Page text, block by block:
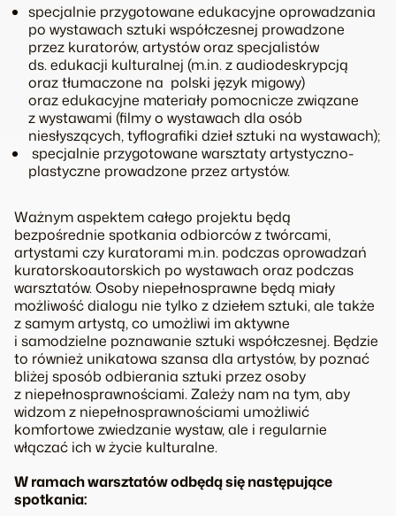
­specjalnie przygotowane edukacyjne oprowadzania
po wystawach sztuki współczesnej prowadzone
przez kuratorów, artystów oraz specjalistów
ds. edukacji kulturalnej (m.in. z audiodeskrypcją
oraz tłumaczone na polski język migowy)
oraz edukacyjne materiały pomocnicze związane
z wystawami (filmy o wystawach dla osób
niesłyszących, tyflografiki dzieł sztuki na wystawach);
­ specjalnie przygotowane warsztaty artystyczno­
plastyczne prowadzone przez artystów.
Ważnym aspektem całego projektu będą
bezpośrednie spotkania odbiorców z twórcami,
artystami czy kuratorami m.in. podczas oprowadzań
kuratorsko­autorskich po wystawach oraz podczas
warsztatów. Osoby niepełnosprawne będą miały
możliwość dialogu nie tylko z dziełem sztuki, ale także
z samym artystą, co umożliwi im aktywne
i samodzielne poznawanie sztuki współczesnej. Będzie
to również unikatowa szansa dla artystów, by poznać
bliżej sposób odbierania sztuki przez osoby
z niepełnosprawnościami. Zależy nam na tym, aby
widzom z niepełnosprawnościami umożliwić
komfortowe zwiedzanie wystaw, ale i regularnie
włączać ich w życie kulturalne.
W ramach warsztatów odbędą się następujące
spotkania: